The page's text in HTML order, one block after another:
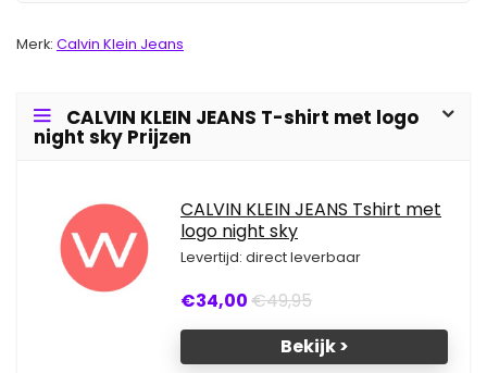
Merk: Calvin Klein Jeans
CALVIN KLEIN JEANS T-shirt met logo
night sky Prijzen
CALVIN KLEIN JEANS Tshirt met
logo night sky
Levertijd: direct leverbaar
€34,00€49,95
Bekijk >